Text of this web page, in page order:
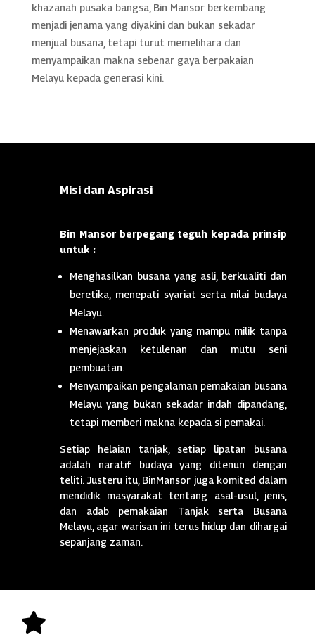
khazanah pusaka bangsa, Bin Mansor berkembang
menjadi jenama yang diyakini dan bukan sekadar
menjual busana, tetapi turut memelihara dan
menyampaikan makna sebenar gaya berpakaian
Melayu kepada generasi kini.
Misi dan Aspirasi
Bin Mansor berpegang teguh kepada prinsip
untuk :
Menghasilkan busana yang asli, berkualiti dan
beretika, menepati syariat serta nilai budaya
Melayu.
Menawarkan produk yang mampu milik tanpa
menjejaskan ketulenan dan mutu seni
pembuatan.
Menyampaikan pengalaman pemakaian busana
Melayu yang bukan sekadar indah dipandang,
tetapi memberi makna kepada si pemakai.
Setiap helaian tanjak, setiap lipatan busana
adalah naratif budaya yang ditenun dengan
teliti. Justeru itu, BinMansor juga komited dalam
mendidik masyarakat tentang asal-usul, jenis,
dan adab pemakaian Tanjak serta Busana
Melayu, agar warisan ini terus hidup dan dihargai
sepanjang zaman.
